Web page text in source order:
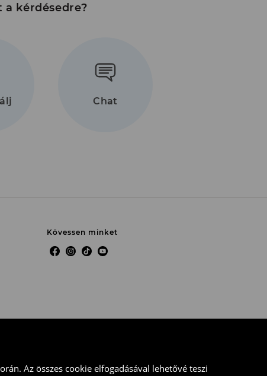
Az összes cookie elfogadásával lehetővé teszi
kérdésedre?
Chat
Kövessen minket